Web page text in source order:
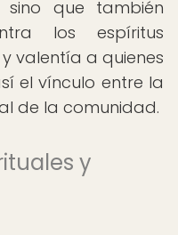
que también
los espíritus
valentía a quienes
el vínculo entre la
de la comunidad.
y